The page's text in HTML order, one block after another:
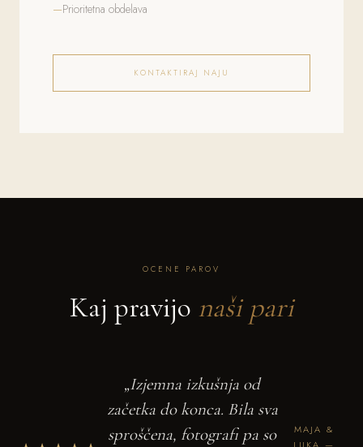
Prioritetna obdelava
KONTAKTIRAJ NAJU
OCENE PAROV
Kaj pravijo naši pari
„Izjemna izkušnja od
začetka do konca. Bila sva
sproščena, fotografi pa so
MAJA &
LUKA —